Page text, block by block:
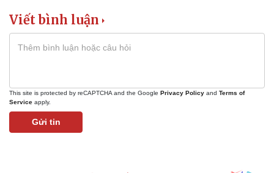
Viết bình luận
This site is protected by reCAPTCHA and the Google Privacy Policy and Terms of
Service apply.
Gửi tin